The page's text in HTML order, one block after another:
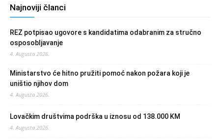
Najnoviji članci
REZ potpisao ugovore s kandidatima odabranim za stručno
osposobljavanje
4. Augusta 2026.
Ministarstvo će hitno pružiti pomoć nakon požara koji je
uništio njihov dom
4. Augusta 2026.
Lovačkim društvima podrška u iznosu od 138.000 KM
4. Augusta 2026.